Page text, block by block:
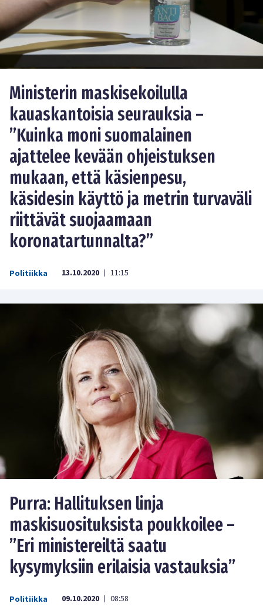
Ministerin maskisekoilulla
kauaskantoisia seurauksia –
”Kuinka moni suomalainen
ajattelee kevään ohjeistuksen
mukaan, että käsienpesu,
käsidesin käyttö ja metrin turvaväli
riittävät suojaamaan
koronatartunnalta?”
Politiikka 13.10.2020 | 11:15
Purra: Hallituksen linja
maskisuosituksista poukkoilee –
”Eri ministereiltä saatu
kysymyksiin erilaisia vastauksia”
Politiikka 09.10.2020 | 08:58